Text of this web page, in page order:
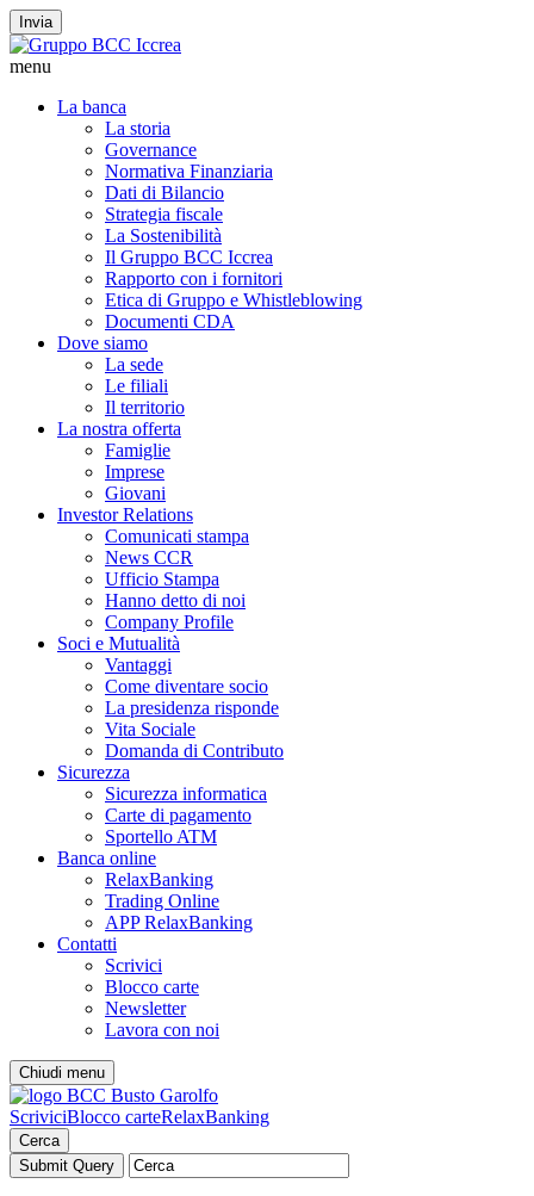
Invia
menu
La banca
La storia
Governance
Normativa Finanziaria
Dati di Bilancio
Strategia fiscale
La Sostenibilità
Il Gruppo BCC Iccrea
Rapporto con i fornitori
Etica di Gruppo e Whistleblowing
Documenti CDA
Dove siamo
La sede
Le filiali
Il territorio
La nostra offerta
Famiglie
Imprese
Giovani
Investor Relations
Comunicati stampa
News CCR
Ufficio Stampa
Hanno detto di noi
Company Profile
Soci e Mutualità
Vantaggi
Come diventare socio
La presidenza risponde
Vita Sociale
Domanda di Contributo
Sicurezza
Sicurezza informatica
Carte di pagamento
Sportello ATM
Banca online
RelaxBanking
Trading Online
APP RelaxBanking
Contatti
Scrivici
Blocco carte
Newsletter
Lavora con noi
Chiudi menu
ScriviciBlocco carteRelaxBanking
Cerca